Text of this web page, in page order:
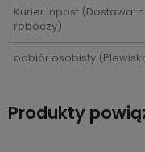
Kurier Inpost(Dostawa:
roboczy)
odbiór osobisty
Produkty